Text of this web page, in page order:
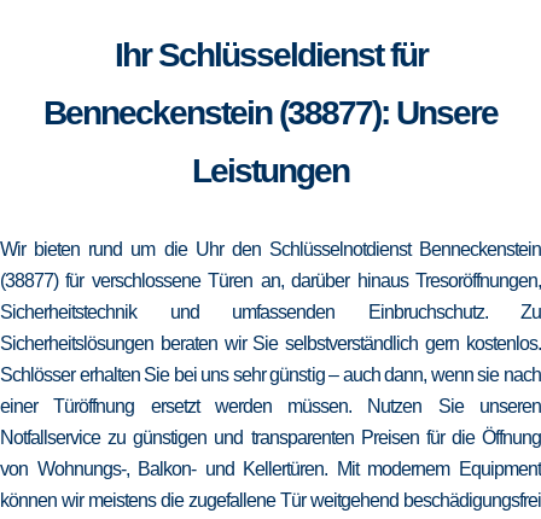
Ihr Schlüsseldienst für
Benneckenstein (38877): Unsere
Leistungen
Wir bieten rund um die Uhr den Schlüsselnotdienst Benneckenstein
(38877) für verschlossene Türen an, darüber hinaus Tresoröffnungen,
Sicherheitstechnik und umfassenden Einbruchschutz. Zu
Sicherheitslösungen beraten wir Sie selbstverständlich gern kostenlos.
Schlösser erhalten Sie bei uns sehr günstig – auch dann, wenn sie nach
einer Türöffnung ersetzt werden müssen. Nutzen Sie unseren
Notfallservice zu günstigen und transparenten Preisen für die Öffnung
von Wohnungs-, Balkon- und Kellertüren. Mit modernem Equipment
können wir meistens die zugefallene Tür weitgehend beschädigungsfrei